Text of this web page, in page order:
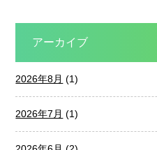
アーカイブ
2026年8月 (1)
2026年7月 (1)